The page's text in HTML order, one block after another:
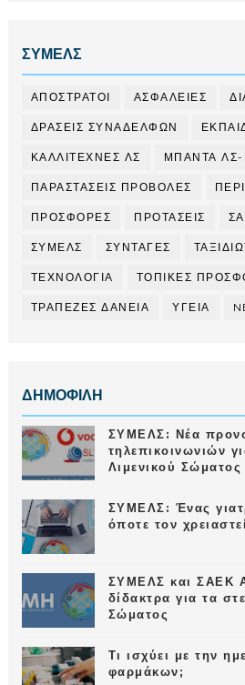
ΣΥΜΕΛΣ
ΑΠΟΣΤΡΑΤΟΙ ΑΣΦΑΛΕΙΕΣ
ΔΡΑΣΕΙΣ ΣΥΝΑΔΕΛΦΩΝ
ΚΑΛΛΙΤΕΧΝΕΣ ΛΣ ΜΠΑΝΤΑ
ΠΑΡΑΣΤΑΣΕΙΣ ΠΡΟΒΟΛΕΣ
ΠΡΟΣΦΟΡΕΣ ΠΡΟΤΑΣΕΙΣ
ΣΥΜΕΛΣ ΣΥΝΤΑΓΕΣ
ΤΕΧΝΟΛΟΓΙΑ ΤΟΠΙΚΕΣ
ΤΡΑΠΕΖΕΣ ΔΑΝΕΙΑ ΥΓΕΙΑ
ΔΗΜΟΦΙΛΗ
ΣΥΜΕΛΣ: Νέα
τηλεπικοινωνιών
Λιμενικού Σώματος
ΣΥΜΕΛΣ: Ένας
όποτε τον
ΣΥΜΕΛΣ και ΣΑΕΚ
δίδακτρα για τα
Σώματος
Τι ισχύει με την
φαρμάκων;